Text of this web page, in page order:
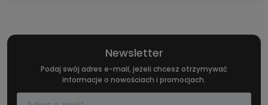
Newsletter
Podaj swój adres e-mail, jeżeli chcesz otrzymywać
informacje o nowościach i promocjach.